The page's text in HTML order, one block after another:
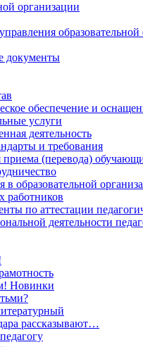
организации
образовательной
документы
обеспечение и
услуги
деятельность
и требования
приема (перевода)
в образовательной
работников
по аттестации
деятельности
Новинки
рассказывают…